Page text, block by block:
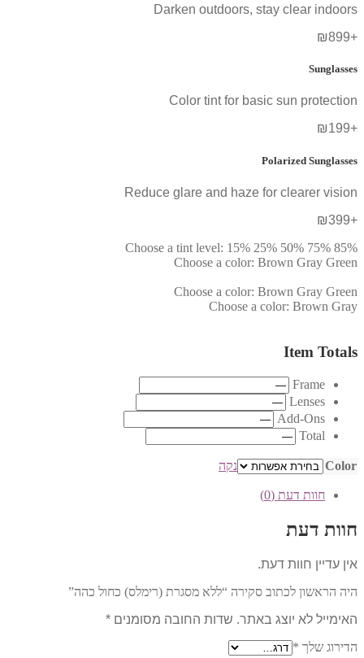
Darken outdoors, stay clear indoors
+₪899
Sunglasses
Color tint for basic sun protection
+₪199
Polarized Sunglasses
Reduce glare and haze for clearer vision
+₪399
Choose a tint level: 15% 25% 50% 75% 85%
Choose a color: Brown Gray Green
Choose a color: Brown Gray Green
Choose a color: Brown Gray
Item Totals
Frame
Lenses
Add-Ons
Total
Color נקה
חוות דעת (0)
חוות דעת
אין עדיין חוות דעת.
היה הראשון לכתוב סקירה “ללא מסגרת (רימלס) כחול כהה”
האימייל לא יוצג באתר. שדות החובה מסומנים *
הדירוג שלך *